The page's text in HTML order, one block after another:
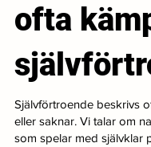
ofta
Självförtroende beskrivs
eller saknar. Vi talar om
som spelar med självklar